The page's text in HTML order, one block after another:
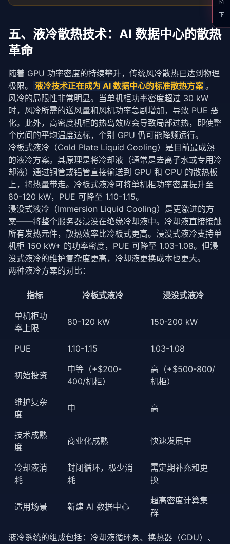
五、液冷散热技术：AI 数据中心的散热
革命
随着 GPU 功率密度的持续攀升，传统风冷散热已达到物理
极限。
液冷技术正在成为 AI 数据中心的标准散热方案 。
风冷的局限性非常明显。当单机柜功率密度超过 30 kW
时，风冷所需的送风量和风机功率急剧增加，导致 PUE 恶
化。此外，高密度机柜的热岛效应会导致局部过热，即使整
个房间的平均温度达标，个别 GPU 仍可能降频运行。
冷板式液冷（Cold Plate Liquid Cooling）是目前最成熟
的液冷方案。其原理是将冷却液（通常是去离子水或专用冷
却液）通过铜管或铝管直接输送到 GPU 和 CPU 的散热板
上，将热量带走。冷板式液冷可将单机柜功率密度提升至
80-120 kW，PUE 可降至 1.10-1.15。
浸没式液冷（Immersion Liquid Cooling）是更激进的方
案——将整个服务器浸没在绝缘冷却液中。冷却液直接接触
所有发热元件，散热效率比冷板式更高。浸没式液冷支持单
机柜 150 kW+ 的功率密度，PUE 可降至 1.03-1.08。但浸
没式液冷的维护复杂度更高，冷却液更换成本也更大。
两种液冷方案的对比：
指标 冷板式液冷
浸没式液冷
单机柜功
率上限
80-120 kW 150-200 kW
PUE 1.10-1.15 1.03-1.08
初始投资
中等（+$200-
400/机柜）
高（+$500-800/
机柜）
维护复杂
度
中 高
技术成熟
度
商业化成熟 快速发展中
冷却液消
耗
封闭循环，极少消
耗
需定期补充和更
换
适用场景 新建 AI 数据中心
超高密度计算集
群
液冷系统的组成包括：冷却液循环泵、换热器（CDU）、